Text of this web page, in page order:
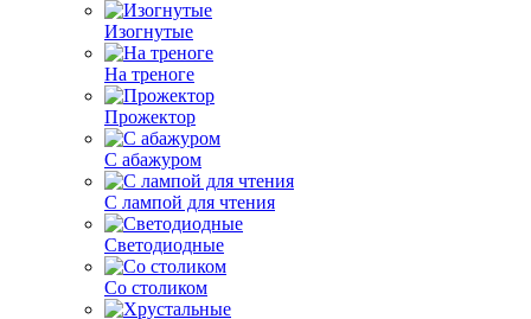
Изогнутые
На треноге
Прожектор
С абажуром
С лампой для чтения
Светодиодные
Со столиком